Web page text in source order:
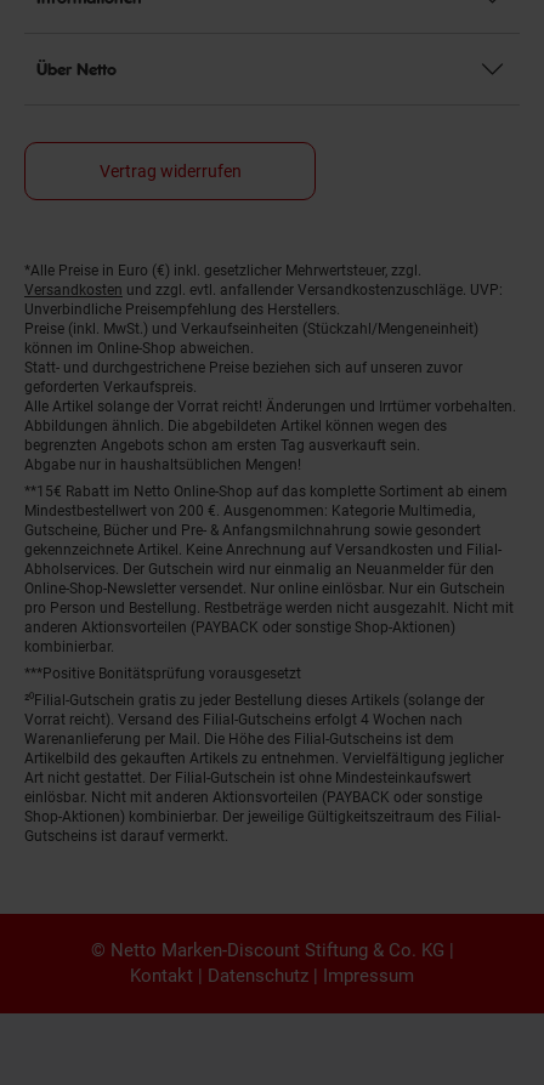
Über Netto
Vertrag widerrufen
Fußnoten
*Alle Preise in Euro (€) inkl. gesetzlicher Mehrwertsteuer, zzgl.
Versandkosten und zzgl. evtl. anfallender Versandkostenzuschläge. UVP:
Unverbindliche Preisempfehlung des Herstellers.
Preise (inkl. MwSt.) und Verkaufseinheiten (Stückzahl/Mengeneinheit)
können im Online-Shop abweichen.
Statt- und durchgestrichene Preise beziehen sich auf unseren zuvor
geforderten Verkaufspreis.
Alle Artikel solange der Vorrat reicht! Änderungen und Irrtümer vorbehalten.
Abbildungen ähnlich. Die abgebildeten Artikel können wegen des
begrenzten Angebots schon am ersten Tag ausverkauft sein.
Abgabe nur in haushaltsüblichen Mengen!
**15€ Rabatt im Netto Online-Shop auf das komplette Sortiment ab einem
Mindestbestellwert von 200 €. Ausgenommen: Kategorie Multimedia,
Gutscheine, Bücher und Pre- & Anfangsmilchnahrung sowie gesondert
gekennzeichnete Artikel. Keine Anrechnung auf Versandkosten und Filial-
Abholservices. Der Gutschein wird nur einmalig an Neuanmelder für den
Online-Shop-Newsletter versendet. Nur online einlösbar. Nur ein Gutschein
pro Person und Bestellung. Restbeträge werden nicht ausgezahlt. Nicht mit
anderen Aktionsvorteilen (PAYBACK oder sonstige Shop-Aktionen)
kombinierbar.
***Positive Bonitätsprüfung vorausgesetzt
²⁰Filial-Gutschein gratis zu jeder Bestellung dieses Artikels (solange der
Vorrat reicht). Versand des Filial-Gutscheins erfolgt 4 Wochen nach
Warenanlieferung per Mail. Die Höhe des Filial-Gutscheins ist dem
Artikelbild des gekauften Artikels zu entnehmen. Vervielfältigung jeglicher
Art nicht gestattet. Der Filial-Gutschein ist ohne Mindesteinkaufswert
einlösbar. Nicht mit anderen Aktionsvorteilen (PAYBACK oder sonstige
Shop-Aktionen) kombinierbar. Der jeweilige Gültigkeitszeitraum des Filial-
Gutscheins ist darauf vermerkt.
© Netto Marken-Discount Stiftung & Co. KG |
Kontakt | Datenschutz | Impressum